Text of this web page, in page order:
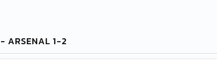
ARSENAL 1-2